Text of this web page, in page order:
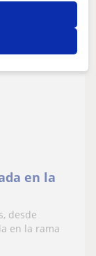
en la
desde
en la rama